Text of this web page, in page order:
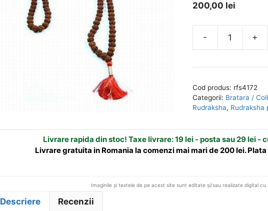
200,00 lei
-
Mala
108
sfere
Rudraksha
-
+
e
n
a
i
v
e
Cod produs: rfs4172
Categorii: Bratara /
Rudraksha, Rudraksha
Livrare rapida din stoc! Taxe livrare: 19 lei - posta sau 29 lei -
Livrare gratuita in Romania la comenzi mai mari de 200 lei.
Imaginile și textele de pe acest site sunt editate și/sau realizate digital cu
Descriere Recenzii